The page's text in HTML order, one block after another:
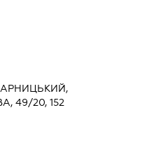
49/20, 152